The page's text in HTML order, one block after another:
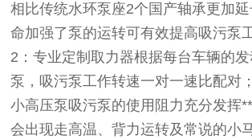
相比传统水环泵座2个国产轴承更加
命加强了泵的运转可有效提高吸污泵
2：专业定制取力器根据每台车辆的
泵，吸污泵工作转速一对一速比配对
小高压泵吸污泵的使用阻力充分发挥
会出现走高温、背力运转及常说的小